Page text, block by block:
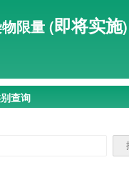
限量 (即将实施)
查询